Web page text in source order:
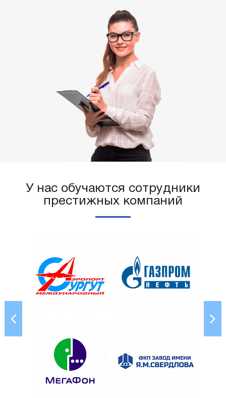
У нас обучаются сотрудники
престижных компаний